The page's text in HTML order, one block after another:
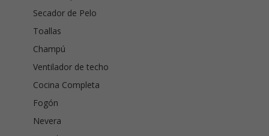
Secador de Pelo
Toallas
Champú
Ventilador de techo
Cocina Completa
Fogón
Nevera